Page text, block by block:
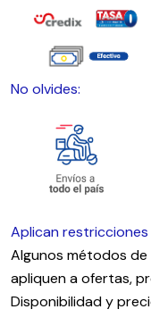
No olvides:
Aplican restricciones
Algunos métodos
apliquen a ofertas,
Disponibilidad y